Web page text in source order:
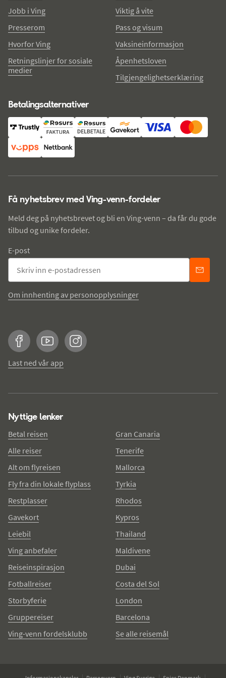
Jobb i Ving
Presserom
Hvorfor Ving
Retningslinjer for sosiale
medier
Viktig å vite
Pass og visum
Vaksineinformasjon
Åpenhetsloven
Tilgjengelighetserklæring
Betalingsalternativer
Få nyhetsbrev med Ving-venn-fordeler
Meld deg på nyhetsbrevet og bli en Ving-venn – da får du gode
tilbud og unike fordeler.
E-post
Om innhenting av personopplysninger
FacebookYouTubeInstagram
Last ned vår app
Nyttige lenker
Betal reisen
Alle reiser
Alt om flyreisen
Fly fra din lokale flyplass
Restplasser
Gavekort
Leiebil
Ving anbefaler
Reiseinspirasjon
Fotballreiser
Storbyferie
Gruppereiser
Ving-venn fordelsklubb
Gran Canaria
Tenerife
Mallorca
Tyrkia
Rhodos
Kypros
Thailand
Maldivene
Dubai
Costa del Sol
London
Barcelona
Se alle reisemål